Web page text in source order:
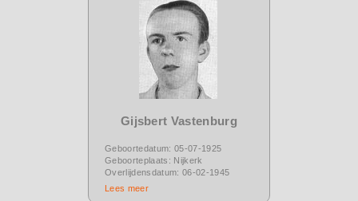
Gijsbert Vastenburg
Geboortedatum: 05-07-1925
Geboorteplaats: Nijkerk
Overlijdensdatum: 06-02-1945
Lees meer